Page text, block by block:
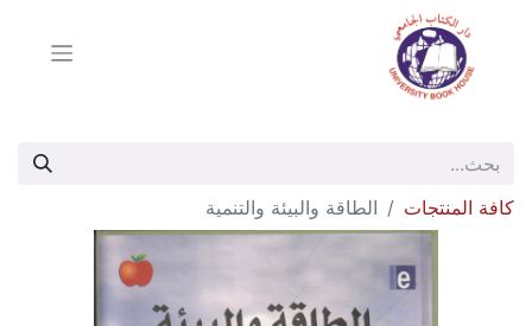
كافة المنتجات الطاقة والبيئة والتنمية